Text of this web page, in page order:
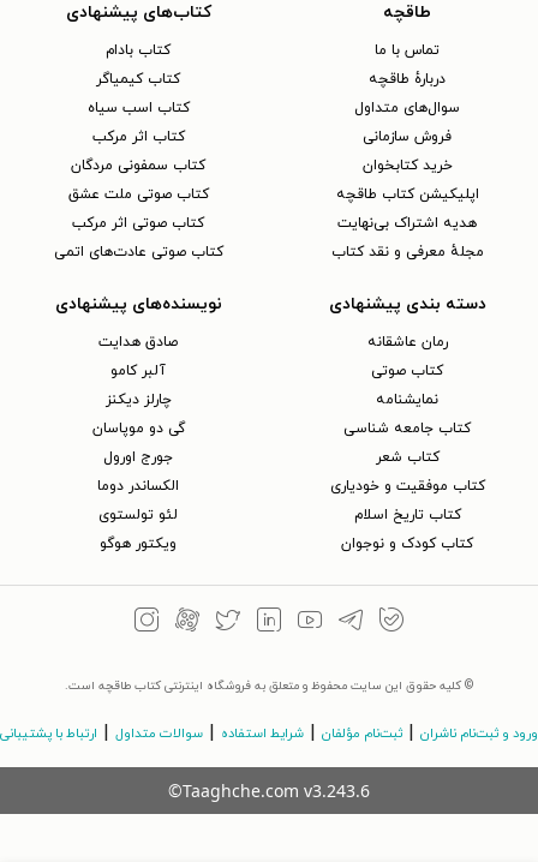
طاقچه
تماس با ما
دربارهٔ طاقچه
سوال‌های متداول
فروش سازمانی
خرید کتابخوان
اپلیکیشن کتاب طاقچه
هدیه اشتراک بی‌نهایت
مجلهٔ معرفی و نقد کتاب
کتاب‌های پیشنهادی
کتاب بادام
کتاب کیمیاگر
کتاب اسب سیاه
کتاب اثر مرکب
کتاب سمفونی مردگان
کتاب صوتی ملت عشق
کتاب صوتی اثر مرکب
کتاب صوتی عادت‌های اتمی
دسته بندی پیشنهادی
رمان عاشقانه
کتاب‌ صوتی
نمایشنامه
کتاب جامعه شناسی
کتاب شعر
کتاب موفقیت و خودیاری
کتاب تاریخ اسلام
کتاب کودک و نوجوان
نویسنده‌های پیشنهادی
صادق هدایت
آلبر کامو
چارلز دیکنز
گی دو موپاسان
جورج اورول
الکساندر دوما
لئو تولستوی
ویکتور هوگو
© کلیه حقوق این سایت محفوظ و متعلق به فروشگاه اینترنتی کتاب طاقچه است.
ورود و ثبت‌نام ناشران | ثبت‌نام مؤلفان | شرایط استفاده | سوالات متداول | ارتباط با پشتیبانی
©Taaghche.com v3.243.6